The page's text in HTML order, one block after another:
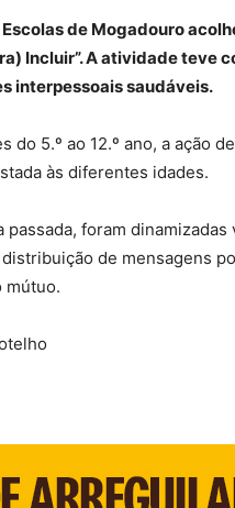
de Mogadouro
Incluir”. A atividade
interpessoais saudáveis.
do 5.º ao 12.º ano, a ação
às diferentes idades.
passada, foram
de mensagens
mútuo.